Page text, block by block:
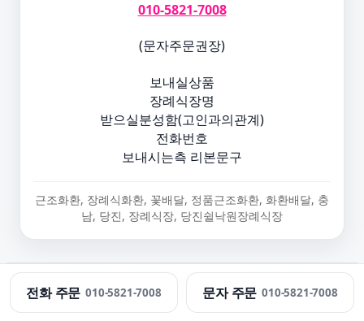
010-5821-7008
(문자주문권장)
보내실상품
장례식장명
받으실분성함(고인과의관계)
전화번호
보내시는측 리본문구
근조화환, 장례식화환, 꽃배달, 정품근조화환, 화환배달, 충
남, 당진, 장례식장, 당진쉴낙원장례식장
정직한화환 · 근조화환 당일 배송 · 문의:010-5821-7008
전화 주문 010-5821-7008 문자 주문 010-5821-7008